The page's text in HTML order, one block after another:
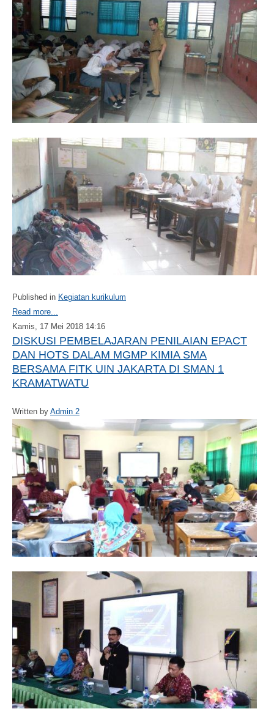
Published in Kegiatan kurikulum
Read more...
Kamis, 17 Mei 2018 14:16
DISKUSI PEMBELAJARAN PENILAIAN EPACT
DAN HOTS DALAM MGMP KIMIA SMA
BERSAMA FITK UIN JAKARTA DI SMAN 1
KRAMATWATU
Written by Admin 2